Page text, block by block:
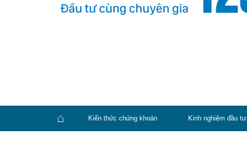
Tin tức – báo cáo phân tích
Kiến thức chứng khoán Kinh nghiệm đầu tư